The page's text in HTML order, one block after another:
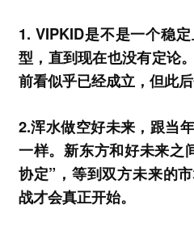
1. VIPKID是不是一个稳
型，直到现在也没有定论
前看似乎已经成立，但此后
2.浑水做空好未来，跟当
一样。新东方和好未来之
协定”，等到双方未来的
战才会真正开始。